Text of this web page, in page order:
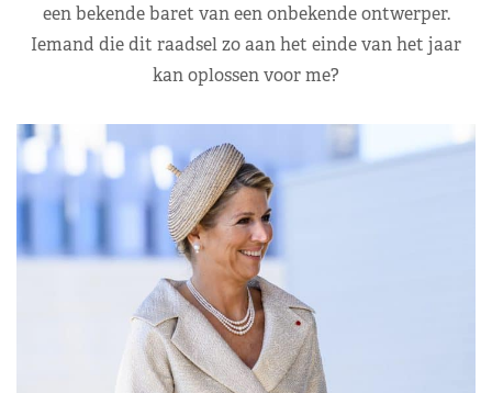
een bekende baret van een onbekende ontwerper.
Iemand die dit raadsel zo aan het einde van het jaar
kan oplossen voor me?